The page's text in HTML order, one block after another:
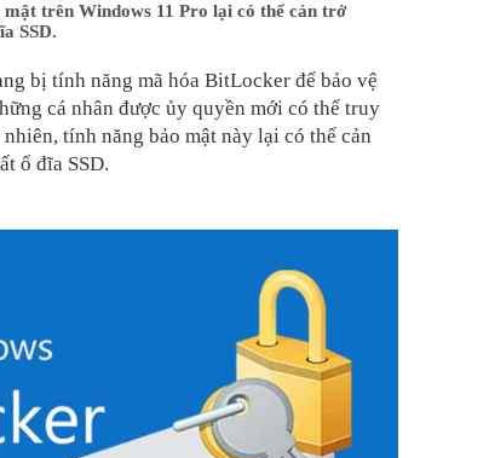
trên Windows 11 Pro lại có thể cản trở
SSD.
bị tính năng mã hóa BitLocker để bảo vệ
cá nhân được ủy quyền mới có thể truy
tính năng bảo mật này lại có thể cản
ổ đĩa SSD.